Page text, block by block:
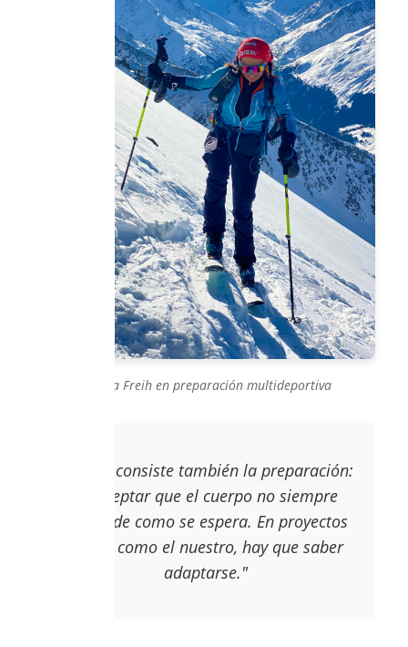
Loubna Freih en preparación multideportiva
"En eso consiste también la preparación:
en aceptar que el cuerpo no siempre
responde como se espera. En proyectos
largos como el nuestro, hay que saber
adaptarse."